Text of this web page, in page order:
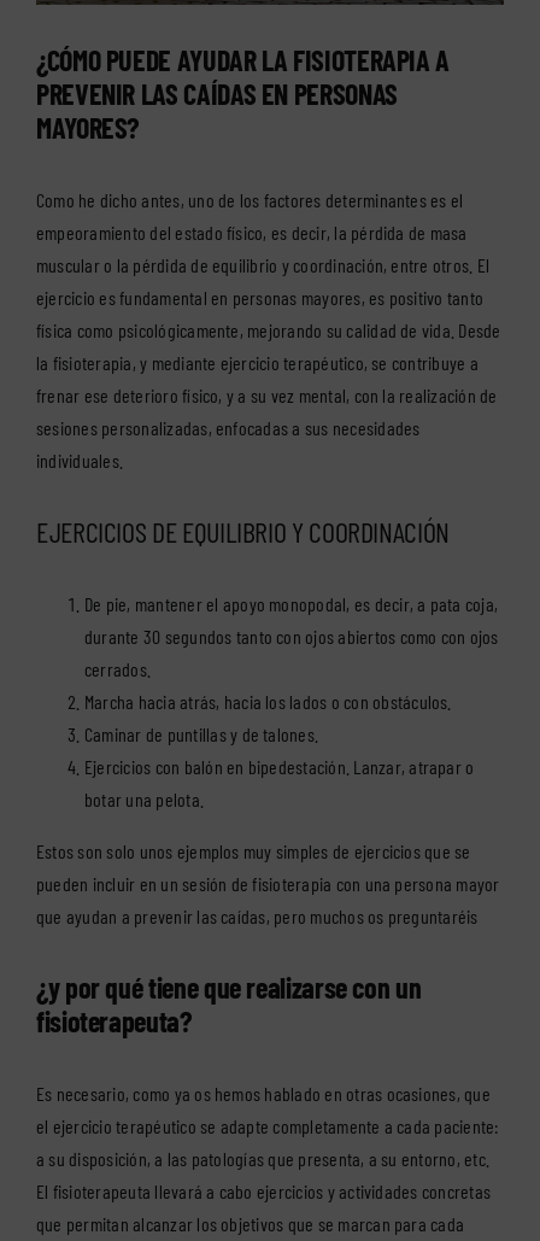
¿CÓMO PUEDE AYUDAR LA FISIOTERAPIA A
PREVENIR LAS CAÍDAS EN PERSONAS
MAYORES?
Como he dicho antes, uno de los factores determinantes es el
empeoramiento del estado físico, es decir, la pérdida de masa
muscular o la pérdida de equilibrio y coordinación, entre otros. El
ejercicio es fundamental en personas mayores, es positivo tanto
física como psicológicamente, mejorando su calidad de vida. Desde
la fisioterapia, y mediante ejercicio terapéutico, se contribuye a
frenar ese deterioro físico, y a su vez mental, con la realización de
sesiones personalizadas, enfocadas a sus necesidades
individuales.
EJERCICIOS DE EQUILIBRIO Y COORDINACIÓN
De pie, mantener el apoyo monopodal, es decir, a pata coja,
durante 30 segundos tanto con ojos abiertos como con ojos
cerrados.
Marcha hacia atrás, hacia los lados o con obstáculos.
Caminar de puntillas y de talones.
Ejercicios con balón en bipedestación. Lanzar, atrapar o
botar una pelota.
Estos son solo unos ejemplos muy simples de ejercicios que se
pueden incluir en un sesión de fisioterapia con una persona mayor
que ayudan a prevenir las caídas, pero muchos os preguntaréis
¿y por qué tiene que realizarse con un
fisioterapeuta?
Es necesario, como ya os hemos hablado en otras ocasiones, que
el ejercicio terapéutico se adapte completamente a cada paciente:
a su disposición, a las patologías que presenta, a su entorno, etc.
El fisioterapeuta llevará a cabo ejercicios y actividades concretas
que permitan alcanzar los objetivos que se marcan para cada